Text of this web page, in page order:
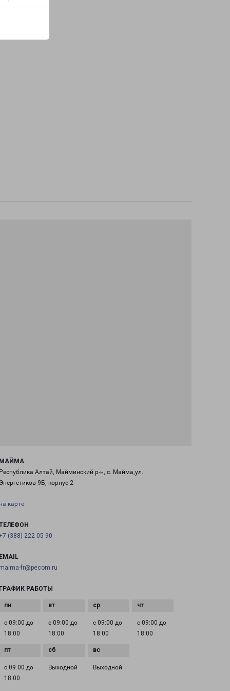
Алтай, Майминский р-н, с. Майма,ул.
9Б, корпус 2
карте
(388) 222 05 90
fr@pecom.ru
РАБОТЫ
с 09:00 до
18:00
с 09:00 до
18:00
с 09:00 до
18:00
с 09:00 до
18:00
с 09:00 до
18:00
Выходной Выходной